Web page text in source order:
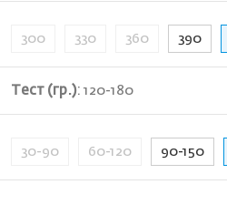
300 330 360 390
Тест (гр.): 120-180
30-90 60-120 90-150